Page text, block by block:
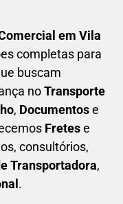
em Vila
completas para
buscam
noTransporte
, Documentose
Fretese
consultórios,
Transportadora,
.